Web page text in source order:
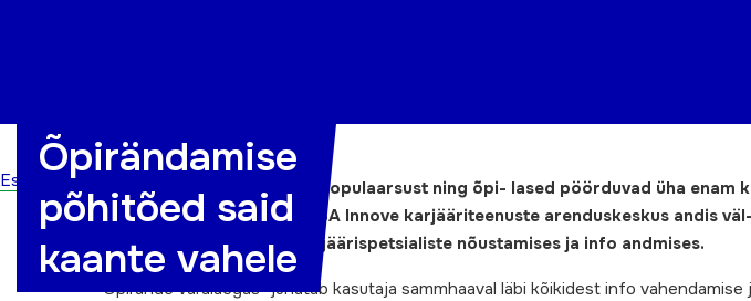
EsilehtÕpirändamise
põhitõed said
kaante vahele
Õppimine välismaal kogub populaarsust ning õpi- lased pöörduvad üha
puudutavate küsimustega. SA Innove karjääriteenuste arenduskeskus andis
varalaegas”, et toetada karjäärispetsialiste nõustamises ja info andmises.
“Õpirände varalaegas” juhatab kasutaja sammhaaval läbi kõikidest info